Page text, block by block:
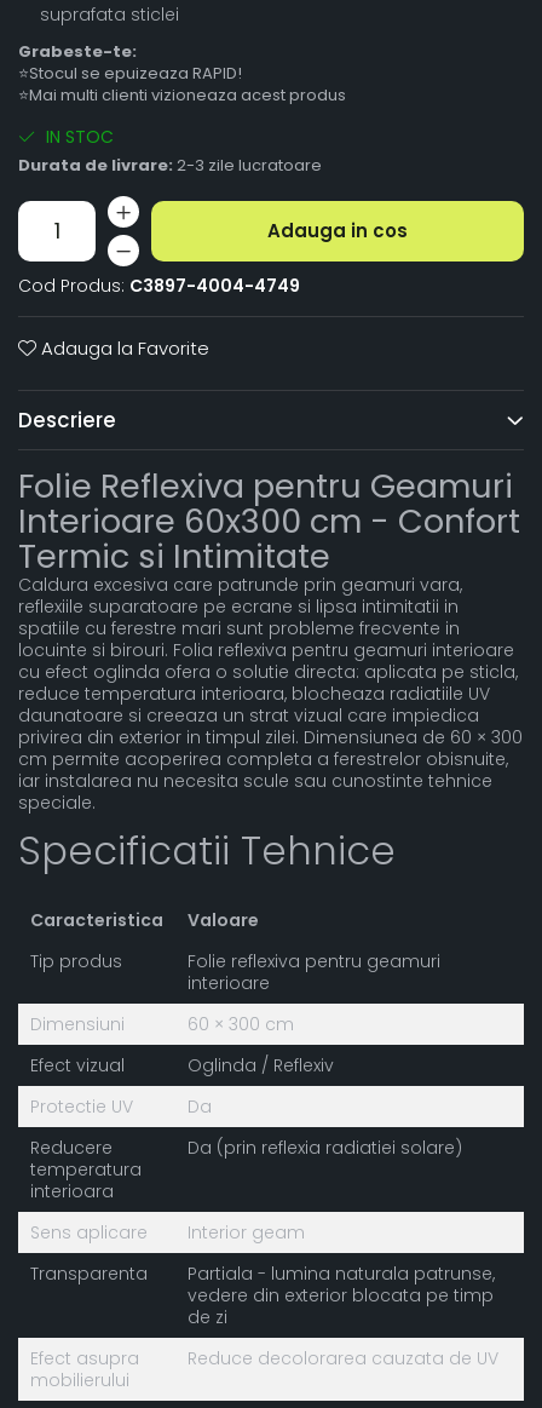
suprafata sticlei
Grabeste-te:
⭐Stocul se epuizeaza RAPID!
⭐Mai multi clienti vizioneaza acest produs
IN STOC
Durata de livrare: 2-3 zile lucratoare
Adauga in cos
Cod Produs: C3897-4004-4749
Adauga la Favorite
Descriere
Folie Reflexiva pentru Geamuri
Interioare 60x300 cm - Confort
Termic si Intimitate
Caldura excesiva care patrunde prin geamuri vara,
reflexiile suparatoare pe ecrane si lipsa intimitatii in
spatiile cu ferestre mari sunt probleme frecvente in
locuinte si birouri. Folia reflexiva pentru geamuri interioare
cu efect oglinda ofera o solutie directa: aplicata pe sticla,
reduce temperatura interioara, blocheaza radiatiile UV
daunatoare si creeaza un strat vizual care impiedica
privirea din exterior in timpul zilei. Dimensiunea de 60 × 300
cm permite acoperirea completa a ferestrelor obisnuite,
iar instalarea nu necesita scule sau cunostinte tehnice
speciale.
Specificatii Tehnice
Caracteristica
Valoare
Tip produs
Folie reflexiva pentru geamuri
interioare
Dimensiuni
60 × 300 cm
Efect vizual
Oglinda / Reflexiv
Protectie UV
Da
Reducere
temperatura
interioara
Da (prin reflexia radiatiei solare)
Sens aplicare
Interior geam
Transparenta
Partiala - lumina naturala patrunse,
vedere din exterior blocata pe timp
de zi
Efect asupra
mobilierului
Reduce decolorarea cauzata de UV